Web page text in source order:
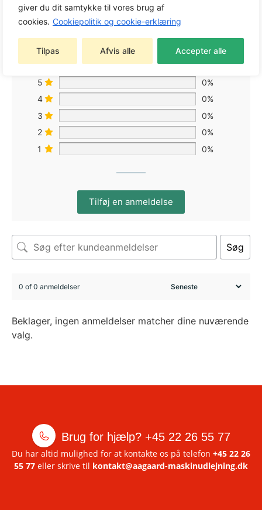
giver du dit samtykke til vores brug af
cookies. Cookiepolitik og cookie-erklæring
Tilpas Afvis alle Accepter alle
5
0%
4
0%
3
0%
2
0%
1
0%
Tilføj en anmeldelse
Søg
0 of 0 anmeldelser
Beklager, ingen anmeldelser matcher dine nuværende
valg.
Brug for hjælp? +45 22 26 55 77
Du har altid mulighed for at kontakte os på telefon +45 22 26
55 77 eller skrive til kontakt@aagaard-maskinudlejning.dk